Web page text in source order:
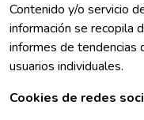
Contenido y/o servicio
información se recopila
informes de tendencias
usuarios individuales.
Cookies de redes